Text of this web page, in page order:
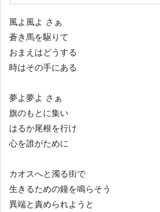
風よ風よ さぁ
蒼き馬を駆りて
おまえはどうする
時はその手にある
夢よ夢よ さぁ
旗のもとに集い
はるか尾根を行け
心を誰がために
カオスへと濁る街で
生きるための鐘を鳴らそう
異端と責められようと